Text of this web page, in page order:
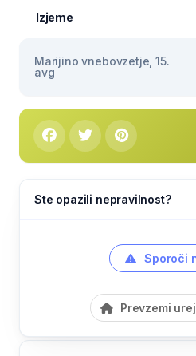
Izjeme
Marijino vnebovzetje, 15.
avg
Ste opazili nepravilnost?
Sporoči
Prevzemi